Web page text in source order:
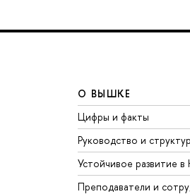
О ВЫШКЕ
Цифры и факты
Руководство и
Устойчивое развитие
Преподаватели и